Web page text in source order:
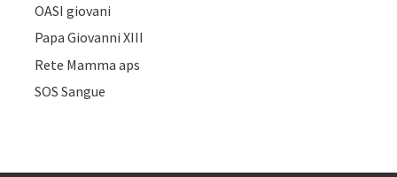
OASI giovani
Papa Giovanni XIII
Rete Mamma aps
SOS Sangue